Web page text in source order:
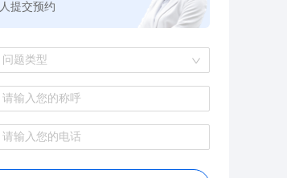
人提交预约
问题类型